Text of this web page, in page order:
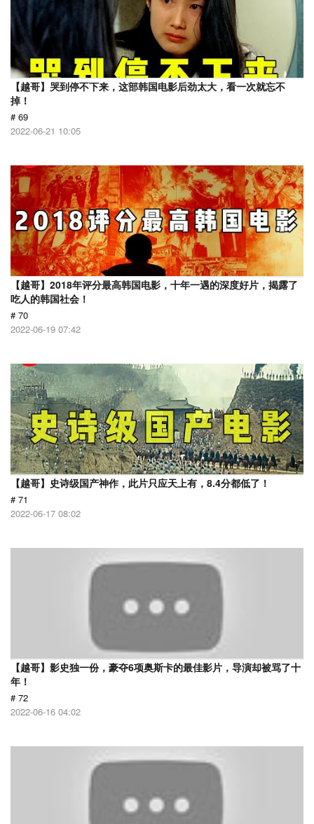
【越哥】哭到停不下来，这部韩国电影后劲太大，看一次就忘不
掉！
# 69
2022-06-21 10:05
【越哥】2018年评分最高韩国电影，十年一遇的深度好片，揭露了
吃人的韩国社会！
# 70
2022-06-19 07:42
【越哥】史诗级国产神作，此片只应天上有，8.4分都低了！
# 71
2022-06-17 08:02
【越哥】影史独一份，豪夺6项奥斯卡的最佳影片，导演却被骂了十
年！
# 72
2022-06-16 04:02